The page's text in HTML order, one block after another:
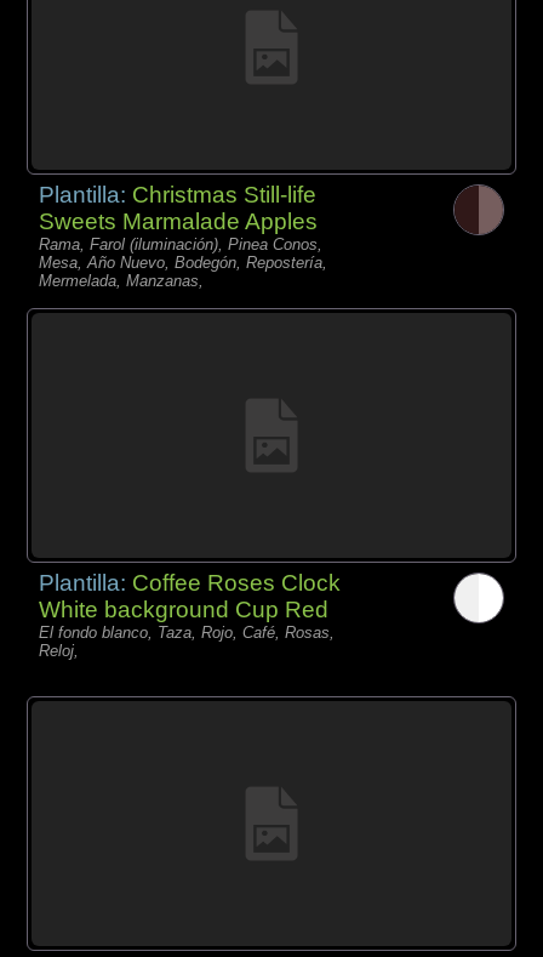
Plantilla: Christmas Still-life
Sweets Marmalade Apples
Rama, Farol (iluminación), Pinea Conos,
Mesa, Año Nuevo, Bodegón, Repostería,
Mermelada, Manzanas,
Plantilla: Coffee Roses Clock
White background Cup Red
El fondo blanco, Taza, Rojo, Café, Rosas,
Reloj,